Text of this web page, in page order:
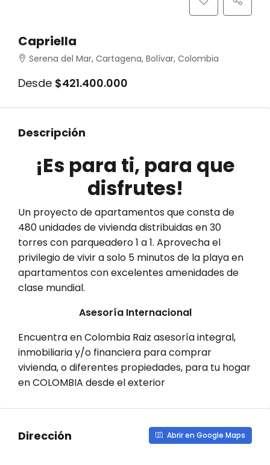
Capriella
Serena del Mar, Cartagena, Bolívar, Colombia
Desde $421.400.000
Descripción
¡Es para ti, para que
disfrutes!
Un proyecto de apartamentos que consta de
480 unidades de vivienda distribuidas en 30
torres con parqueadero 1 a 1. Aprovecha el
privilegio de vivir a solo 5 minutos de la playa en
apartamentos con excelentes amenidades de
clase mundial.
Asesoría Internacional
Encuentra en Colombia Raiz asesoría integral,
inmobiliaria y/o financiera para comprar
vivienda, o diferentes propiedades, para tu hogar
en COLOMBIA desde el exterior
Dirección Abrir en Google Maps